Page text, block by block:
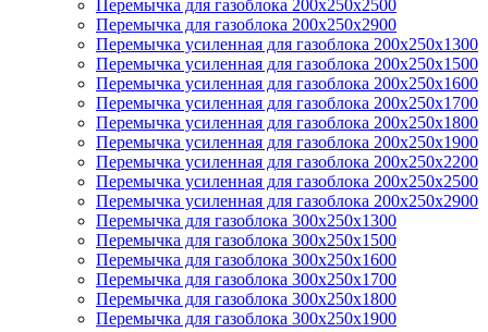
Перемычка для газоблока 200х250х2500
Перемычка для газоблока 200х250х2900
Перемычка усиленная для газоблока 200х250х1300
Перемычка усиленная для газоблока 200х250х1500
Перемычка усиленная для газоблока 200х250х1600
Перемычка усиленная для газоблока 200х250х1700
Перемычка усиленная для газоблока 200х250х1800
Перемычка усиленная для газоблока 200х250х1900
Перемычка усиленная для газоблока 200х250х2200
Перемычка усиленная для газоблока 200х250х2500
Перемычка усиленная для газоблока 200х250х2900
Перемычка для газоблока 300х250х1300
Перемычка для газоблока 300х250х1500
Перемычка для газоблока 300х250х1600
Перемычка для газоблока 300х250х1700
Перемычка для газоблока 300х250х1800
Перемычка для газоблока 300х250х1900